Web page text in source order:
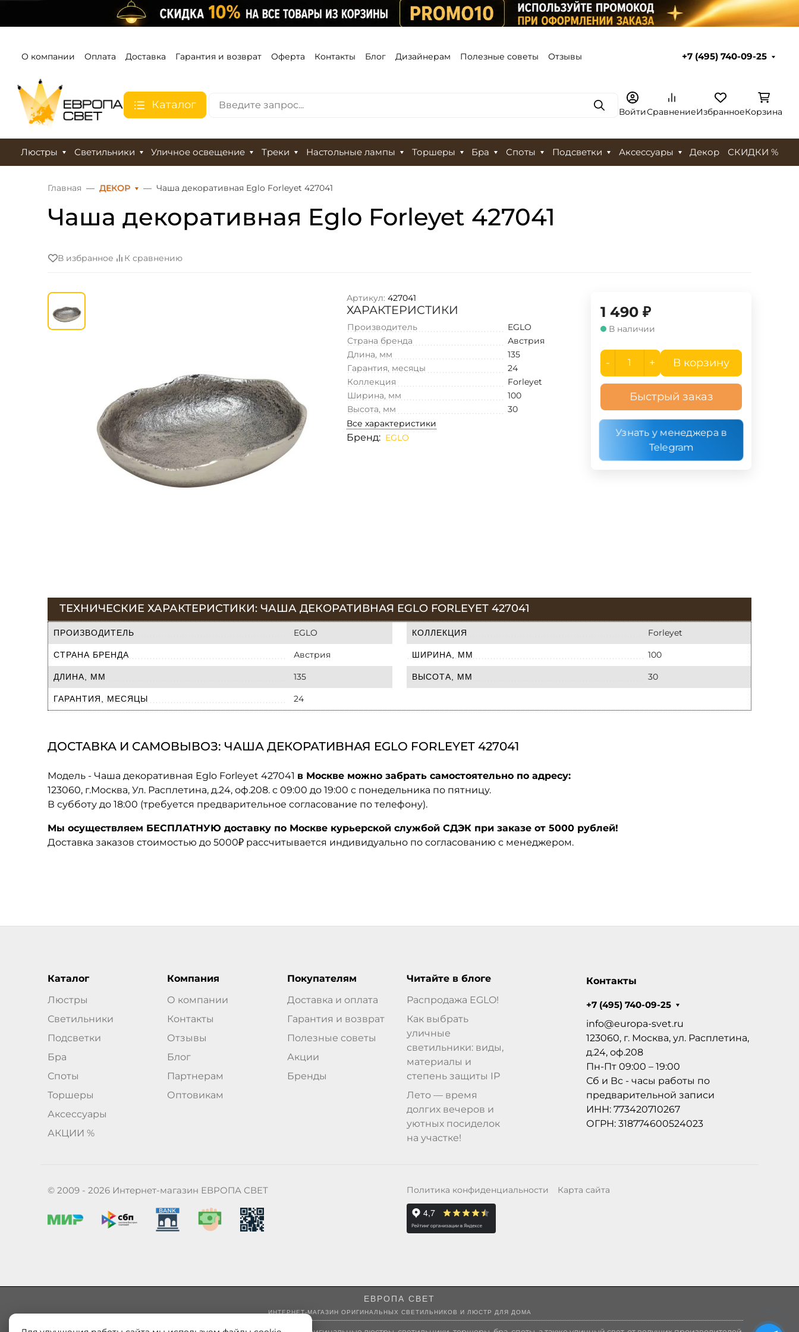
О компании Оплата Доставка Гарантия и возврат Оферта Контакты Блог Дизайнерам Полезные советы Отзывы +7 (495) 740-09-25
Каталог ПоискВойтиСравнениеИзбранноеКорзина
Люстры Светильники Уличное освещение Треки Настольные лампы Торшеры Бра Споты Подсветки Аксессуары Декор СКИДКИ %
Главная ДЕКОР Чаша декоративная Eglo Forleyet 427041
Чаша декоративная Eglo Forleyet 427041
В избранное К сравнению
Артикул: 427041
ХАРАКТЕРИСТИКИ
Производитель
EGLO
Страна бренда
Австрия
Длина, мм
135
Гарантия, месяцы
24
Коллекция
Forleyet
Ширина, мм
100
Высота, мм
30
Все характеристики
Бренд: EGLO
1 490 ₽
В наличии
- + В корзину
Быстрый заказ
Узнать у менеджера в
Telegram
ТЕХНИЧЕСКИЕ ХАРАКТЕРИСТИКИ: ЧАША ДЕКОРАТИВНАЯ EGLO FORLEYET 427041
ПРОИЗВОДИТЕЛЬ EGLO
СТРАНА БРЕНДА Австрия
ДЛИНА, ММ 135
ГАРАНТИЯ, МЕСЯЦЫ 24
КОЛЛЕКЦИЯ Forleyet
ШИРИНА, ММ 100
ВЫСОТА, ММ 30
ДОСТАВКА И САМОВЫВОЗ: ЧАША ДЕКОРАТИВНАЯ EGLO FORLEYET 427041
Модель - Чаша декоративная Eglo Forleyet 427041 в Москве можно забрать самостоятельно по адресу:
123060, г.Москва, Ул. Расплетина, д.24, оф.208. с 09:00 до 19:00 с понедельника по пятницу.
В субботу до 18:00 (требуется предварительное согласование по телефону).
Мы осуществляем БЕСПЛАТНУЮ доставку по Москве курьерской службой СДЭК при заказе от 5000 рублей!
Доставка заказов стоимостью до 5000₽ рассчитывается индивидуально по согласованию с менеджером.
Каталог
Люстры
Светильники
Подсветки
Бра
Споты
Торшеры
Аксессуары
АКЦИИ %
Компания
О компании
Контакты
Отзывы
Блог
Партнерам
Оптовикам
Покупателям
Доставка и оплата
Гарантия и возврат
Полезные советы
Акции
Бренды
Читайте в блоге
Распродажа EGLO!
Как выбрать
уличные
светильники: виды,
материалы и
степень защиты IP
Лето — время
долгих вечеров и
уютных посиделок
на участке!
Контакты
+7 (495) 740-09-25
info@europa-svet.ru
123060, г. Москва, ул. Расплетина,
д.24, оф.208
Пн-Пт 09:00 – 19:00
Сб и Вс - часы работы по
предварительной записи
ИНН: 773420710267
ОГРН: 318774600524023
© 2009 - 2026 Интернет-магазин ЕВРОПА СВЕТ Политика конфиденциальности Карта сайта
ЕВРОПА СВЕТ
ИНТЕРНЕТ-МАГАЗИН ОРИГИНАЛЬНЫХ СВЕТИЛЬНИКОВ И ЛЮСТР ДЛЯ ДОМА